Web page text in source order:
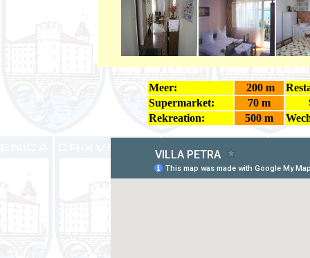
Meer: 200 m
Supermarket:
70 m
Rekreation: 500 m